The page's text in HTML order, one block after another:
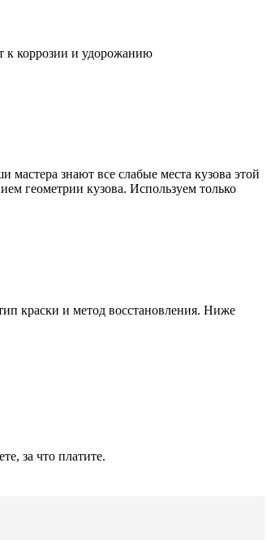
к коррозии и удорожанию
мастера знают все слабые места кузова этой
геометрии кузова. Используем только
краски и метод восстановления. Ниже
за что платите.